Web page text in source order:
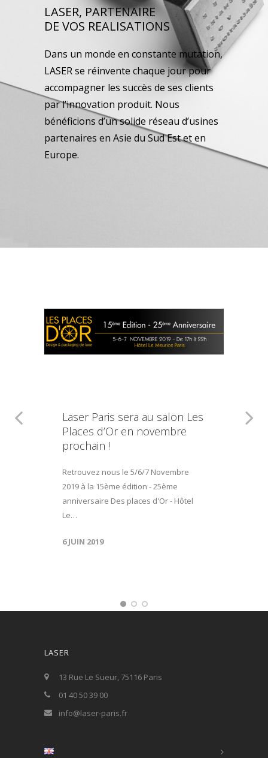
LASER, PARTENAIRE
DE VOS REALISATIONS
Dans un monde en constante mutation,
LASER se réinvente chaque jour pour
accompagner les succès de ses clients
par l’innovation produit. Nous
bénéficions d’un solide réseau d’usines
partenaires en Asie du Sud Est et en
Europe.
Laser Paris sera au salon Les
Places d’Or en novembre
prochain !
Retrouvez nous le 5/6/7 Novembre
2019 à la 15ème édition - 25ème
anniversaire Des places d'Or - Hôtel
Le…
6 JUIN 2019
LASER
13 Rue Le Sueur, 75116 Paris
01 40 50 39 00
info@laser-paris.fr